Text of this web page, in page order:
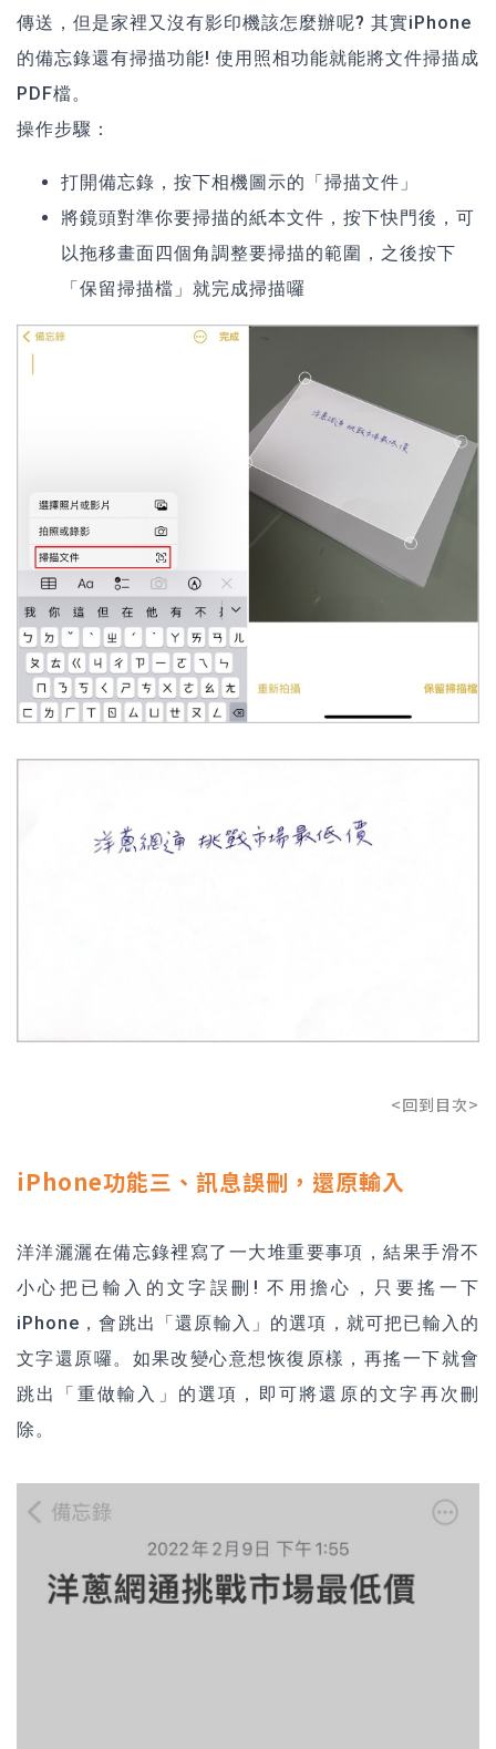
傳送，但是家裡又沒有影印機該怎麼辦呢? 其實iPhone
的備忘錄還有掃描功能! 使用照相功能就能將文件掃描成
PDF檔。
操作步驟：
打開備忘錄，按下相機圖示的「掃描文件」
將鏡頭對準你要掃描的紙本文件，按下快門後，可
以拖移畫面四個角調整要掃描的範圍，之後按下
「保留掃描檔」就完成掃描囉
<回到目次>
iPhone功能三、訊息誤刪，還原輸入
洋洋灑灑在備忘錄裡寫了一大堆重要事項，結果手滑不
小心把已輸入的文字誤刪! 不用擔心，只要搖一下
iPhone，會跳出「還原輸入」的選項，就可把已輸入的
文字還原囉。如果改變心意想恢復原樣，再搖一下就會
跳出「重做輸入」的選項，即可將還原的文字再次刪
除。